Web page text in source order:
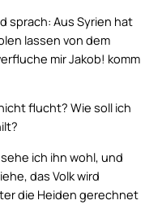
sprach: Aus Syrien hat
lassen von dem
mir Jakob! komm
flucht? Wie soll ich
ich ihn wohl, und
das Volk wird
die Heiden gerechnet